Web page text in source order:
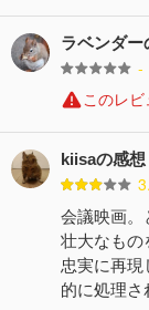
ラベンダー
-
このレ
kiisaの感
会議映画。
壮大なもの
忠実に再現
的に処理